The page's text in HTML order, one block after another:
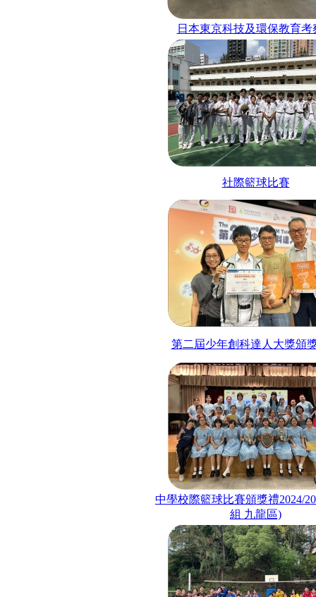
日本東京科技及環保教育考
社際籃球比賽
第二屆少年創科達人大獎頒
中學校際籃球比賽頒獎禮2024/
組 九龍區)